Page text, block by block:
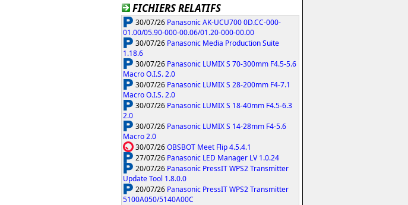
FICHIERS RELATIFS
30/07/26 Panasonic AK-UCU700 0D.CC-000-
01.00/05.90-000-00.06/01.20-000-00.00
30/07/26 Panasonic Media Production Suite
1.18.6
30/07/26 Panasonic LUMIX S 70-300mm F4.5-5.6
Macro O.I.S. 2.0
30/07/26 Panasonic LUMIX S 28-200mm F4-7.1
Macro O.I.S. 2.0
30/07/26 Panasonic LUMIX S 18-40mm F4.5-6.3
2.0
30/07/26 Panasonic LUMIX S 14-28mm F4-5.6
Macro 2.0
30/07/26OBSBOT Meet Flip 4.5.4.1
27/07/26 Panasonic LED Manager LV 1.0.24
20/07/26 Panasonic PressIT WPS2 Transmitter
Update Tool 1.8.0.0
20/07/26 Panasonic PressIT WPS2 Transmitter
5100A050/5140A00C